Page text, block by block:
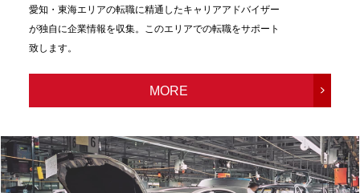
愛知・東海エリアの転職に精通したキャリアアドバイザー
が独自に企業情報を収集。このエリアでの転職をサポート
致します。
MORE